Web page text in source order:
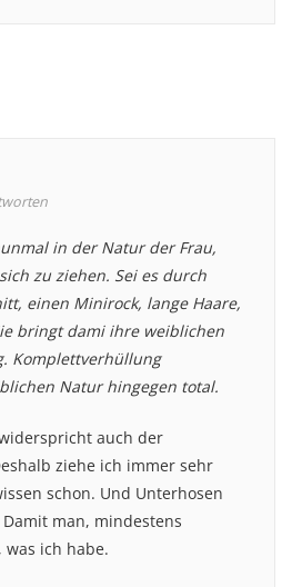
in der Natur der Frau,
zu ziehen. Sei es durch
einen Minirock, lange Haare,
bringt dami ihre weiblichen
Komplettverhüllung
Natur hingegen total.
auch der
ziehe ich immer sehr
schon. Und Unterhosen
man, mindestens
ich habe.